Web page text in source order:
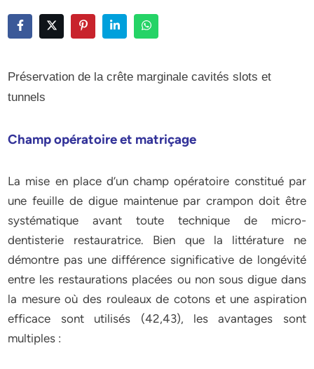
Préservation de la crête marginale cavités slots et
tunnels
Champ opératoire et matriçage
La mise en place d’un champ opératoire constitué par
une feuille de digue maintenue par crampon doit être
systématique avant toute technique de micro-
dentisterie restauratrice. Bien que la littérature ne
démontre pas une différence significative de longévité
entre les restaurations placées ou non sous digue dans
la mesure où des rouleaux de cotons et une aspiration
efficace sont utilisés (42,43), les avantages sont
multiples :